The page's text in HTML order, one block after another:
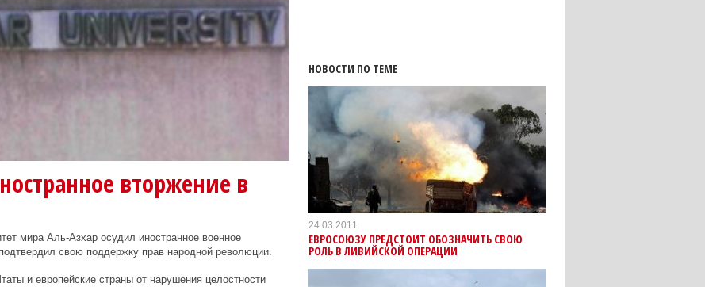
вторжение в
мира Аль-Азхар осудил иностранное военное
свою поддержку прав народной революции.
и европейские страны от нарушения целостности
НОВОСТИ ПО ТЕМЕ
24.03.2011
ЕВРОСОЮЗУ ПРЕДСТОИТ ОБОЗНАЧИТЬ СВОЮ
РОЛЬ В ЛИВИЙСКОЙ ОПЕРАЦИИ